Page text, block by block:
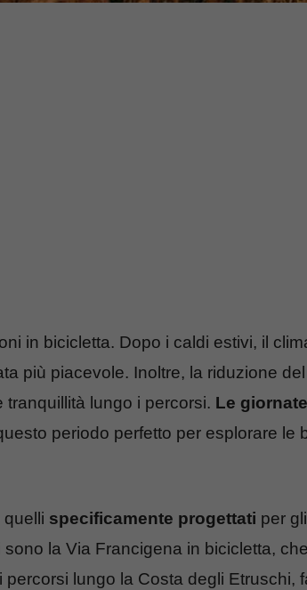
in bicicletta. Dopo i caldi estivi, il
più piacevole. Inoltre, la riduzione
lungo i percorsi. Le giornate
periodo perfetto per esplorare le
specificamente progettati per
la Via Francigena in bicicletta, che
lungo la Costa degli Etruschi,